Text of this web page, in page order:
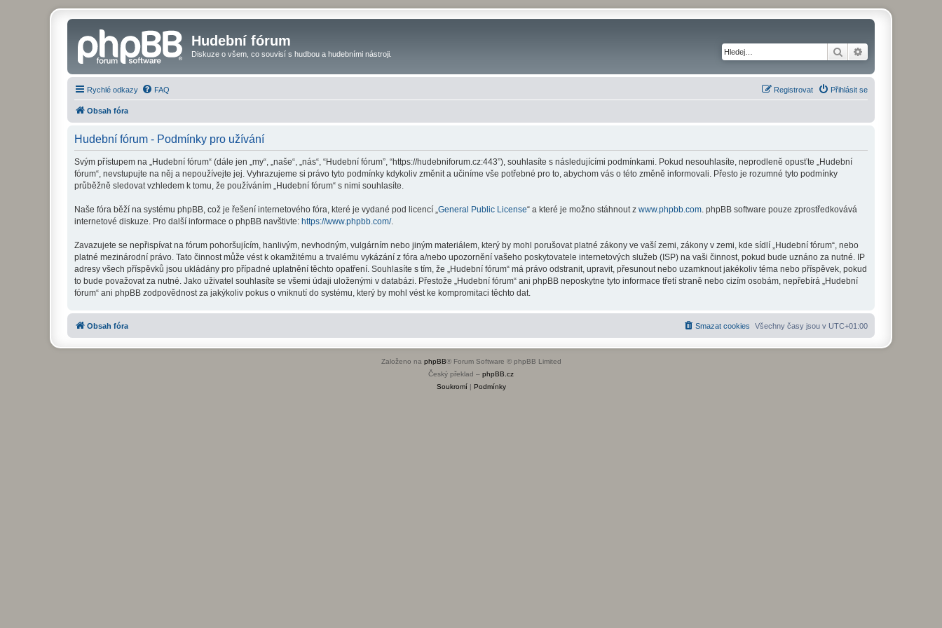
Hudební fórum
Diskuze o všem, co souvisí s hudbou a hudebními nástroji. Hledat
Rychlé odkazy FAQ Přihlásit se
Registrovat
Obsah fóra
Hudební fórum - Podmínky pro užívání
Svým přístupem na „Hudební fórum“ (dále jen „my“, „naše“, „nás“, “Hudební fórum”, “https://hudebniforum.cz:443”), souhlasíte s následujícími podmínkami. Pokud nesouhlasíte, neprodleně opusťte „Hudební
fórum“, nevstupujte na něj a nepoužívejte jej. Vyhrazujeme si právo tyto podmínky kdykoliv změnit a učiníme vše potřebné pro to, abychom vás o této změně informovali. Přesto je rozumné tyto podmínky
průběžně sledovat vzhledem k tomu, že používáním „Hudební fórum“ s nimi souhlasíte.
Naše fóra běží na systému phpBB, což je řešení internetového fóra, které je vydané pod licencí „ General Public License“ a které je možno stáhnout z www.phpbb.com . phpBB software pouze zprostředkovává
internetové diskuze. Pro další informace o phpBB navštivte: https://www.phpbb.com/.
Zavazujete se nepřispívat na fórum pohoršujícím, hanlivým, nevhodným, vulgárním nebo jiným materiálem, který by mohl porušovat platné zákony ve vaší zemi, zákony v zemi, kde sídlí „Hudební fórum“, nebo
platné mezinárodní právo. Tato činnost může vést k okamžitému a trvalému vykázání z fóra a/nebo upozornění vašeho poskytovatele internetových služeb (ISP) na vaši činnost, pokud bude uznáno za nutné. IP
adresy všech příspěvků jsou ukládány pro případné uplatnění těchto opatření. Souhlasíte s tím, že „Hudební fórum“ má právo odstranit, upravit, přesunout nebo uzamknout jakékoliv téma nebo příspěvek, pokud
to bude považovat za nutné. Jako uživatel souhlasíte se všemi údaji uloženými v databázi. Přestože „Hudební fórum“ ani phpBB neposkytne tyto informace třetí straně nebo cizím osobám, nepřebírá „Hudební
fórum“ ani phpBB zodpovědnost za jakýkoliv pokus o vniknutí do systému, který by mohl vést ke kompromitaci těchto dat.
Obsah fóra Všechny časy jsou v UTC+01:00
Smazat cookies
Založeno na phpBB® Forum Software © phpBB Limited
Český překlad – phpBB.cz
Soukromí| Podmínky